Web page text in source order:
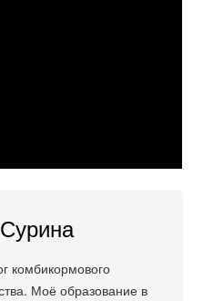
комбикормового
Моё образование в